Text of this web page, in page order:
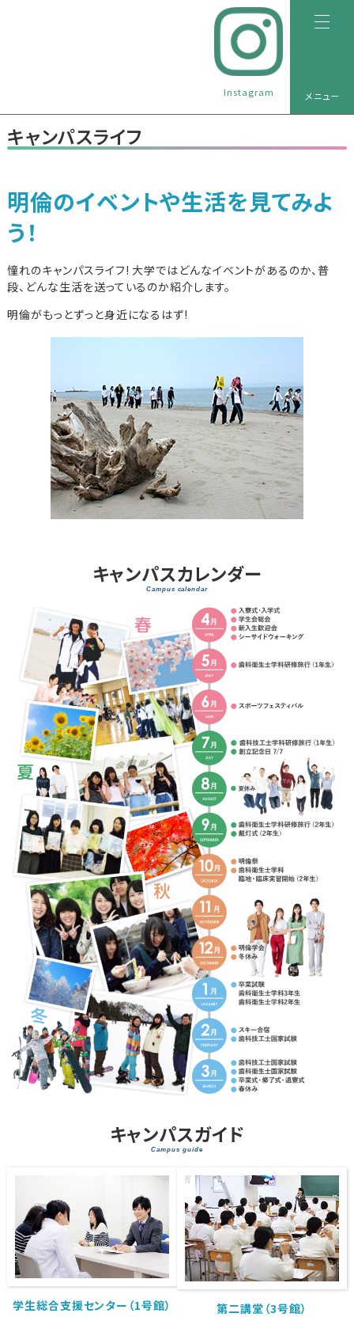
Instagram メニュー
キャンパスライフ
明倫のイベントや生活を見てみよ
う！
憧れのキャンパスライフ! 大学ではどんなイベントがあるのか、普
段、どんな生活を送っているのか紹介します。
明倫がもっとずっと身近になるはず!
キャンパスカレンダー
Campus calendar
キャンパスガイド
Campus guide
学生総合支援センター（1号館） 第二講堂（3号館）